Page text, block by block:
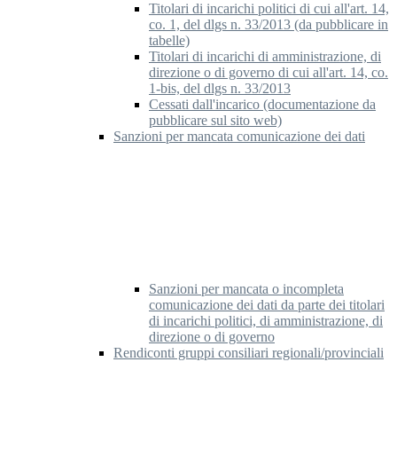
Titolari di incarichi politici di cui all'art. 14,
co. 1, del dlgs n. 33/2013 (da pubblicare in
tabelle)
Titolari di incarichi di amministrazione, di
direzione o di governo di cui all'art. 14, co.
1-bis, del dlgs n. 33/2013
Cessati dall'incarico (documentazione da
pubblicare sul sito web)
Sanzioni per mancata comunicazione dei dati
Sanzioni per mancata o incompleta
comunicazione dei dati da parte dei titolari
di incarichi politici, di amministrazione, di
direzione o di governo
Rendiconti gruppi consiliari regionali/provinciali